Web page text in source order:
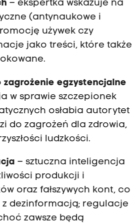
– ekspertka wskazuje na
(antynaukowe i
używek czy
jako treści, które także
zagrożenie egzystencjalne
w sprawie szczepionek
osłabia autorytet
do zagrożeń dla zdrowia,
ludzkości.
– sztuczna inteligencja
produkcji i
oraz fałszywych kont, co
z dezinformacją; regulacje
zawsze będą